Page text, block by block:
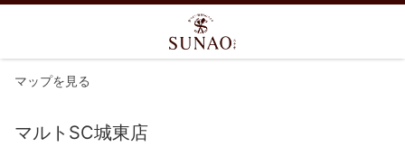
マップを見る
マルトSC城東店